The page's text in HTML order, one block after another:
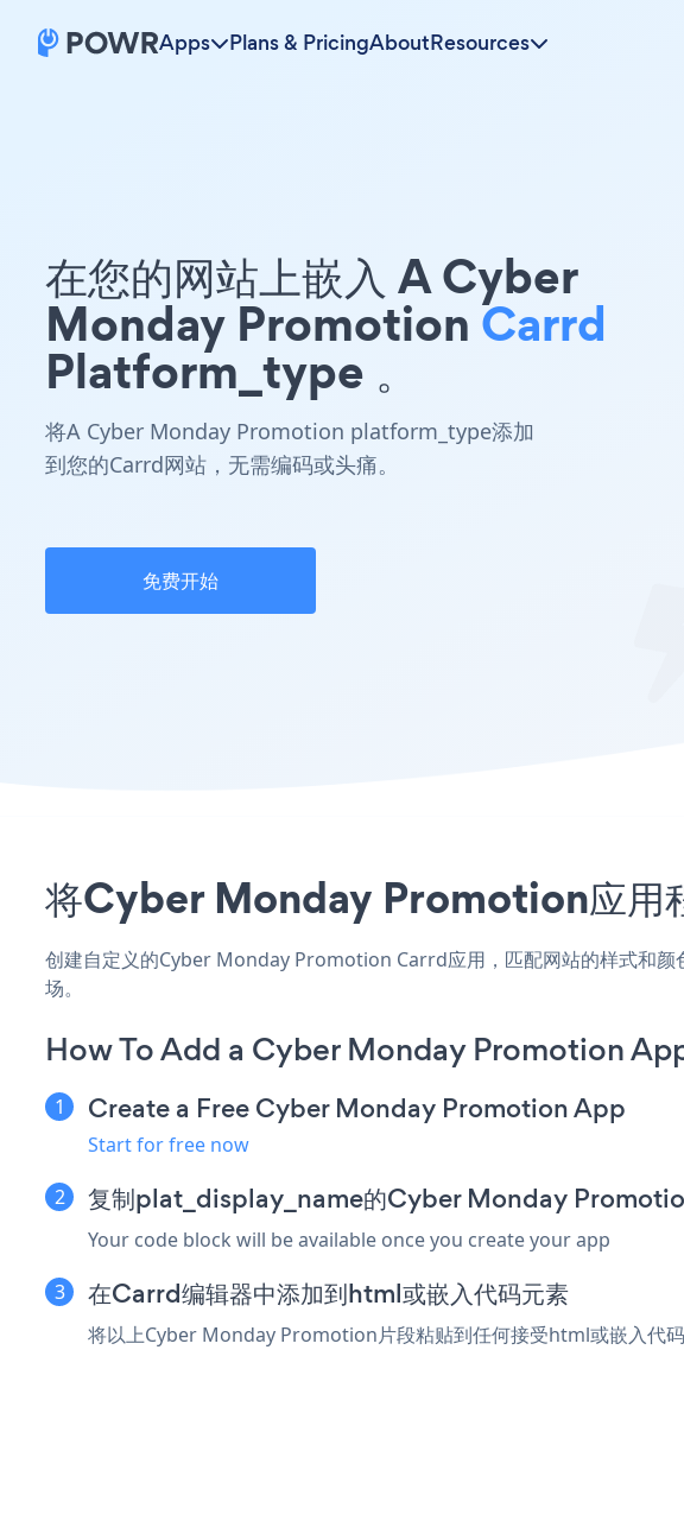
Apps Plans & PricingAboutResources
在您的网站上嵌入 A Cyber
Monday Promotion Carrd
Platform_type 。
将A Cyber Monday Promotion platform_type添加
到您的Carrd网站，无需编码或头痛。
免费开始
将Cyber Monday Promotion应用
创建自定义的Cyber Monday Promotion Carrd应用，匹配网站的样式和
场。
How To Add a Cyber Monday Promotion
Create a Free Cyber Monday Promotion App
Start for free now
复制plat_display_name的Cyber Monday
Your code block will be available once you create your app
在Carrd编辑器中添加到html或嵌入代码元素
将以上Cyber Monday Promotion片段粘贴到任何接受html或嵌入代